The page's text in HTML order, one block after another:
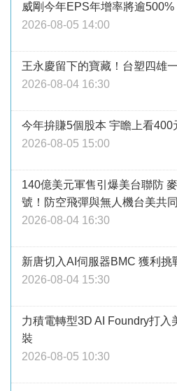
威剛今年EPS年增率將逾500%
2026-08-05 14:00
王永慶留下的寶藏！台塑四雄
2026-08-04 16:30
今年拚賺5個股本 宇瞻上看400
2026-08-05 15:00
140億美元軍售引爆美台聯防
號！防空飛彈與無人機台美共
2026-08-04 16:30
新唐切入AI伺服器BMC 獲利挑
2026-08-04 15:30
力積電轉型3D AI Foundry打入
裝
2026-08-05 10:30